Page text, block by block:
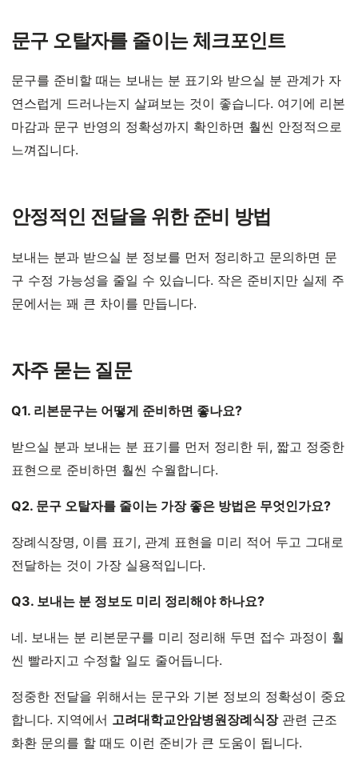
문구 오탈자를 줄이는 체크포인트
문구를 준비할 때는 보내는 분 표기와 받으실 분 관계가 자
연스럽게 드러나는지 살펴보는 것이 좋습니다. 여기에 리본
마감과 문구 반영의 정확성까지 확인하면 훨씬 안정적으로
느껴집니다.
안정적인 전달을 위한 준비 방법
보내는 분과 받으실 분 정보를 먼저 정리하고 문의하면 문
구 수정 가능성을 줄일 수 있습니다. 작은 준비지만 실제 주
문에서는 꽤 큰 차이를 만듭니다.
자주 묻는 질문
Q1. 리본문구는 어떻게 준비하면 좋나요?
받으실 분과 보내는 분 표기를 먼저 정리한 뒤, 짧고 정중한
표현으로 준비하면 훨씬 수월합니다.
Q2. 문구 오탈자를 줄이는 가장 좋은 방법은 무엇인가요?
장례식장명, 이름 표기, 관계 표현을 미리 적어 두고 그대로
전달하는 것이 가장 실용적입니다.
Q3. 보내는 분 정보도 미리 정리해야 하나요?
네. 보내는 분 리본문구를 미리 정리해 두면 접수 과정이 훨
씬 빨라지고 수정할 일도 줄어듭니다.
정중한 전달을 위해서는 문구와 기본 정보의 정확성이 중요
합니다. 지역에서 고려대학교안암병원장례식장관련 근조
화환 문의를 할 때도 이런 준비가 큰 도움이 됩니다.